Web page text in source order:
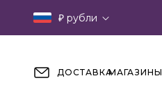
₽ рубли
ДОСТАВКАМАГАЗИНЫ